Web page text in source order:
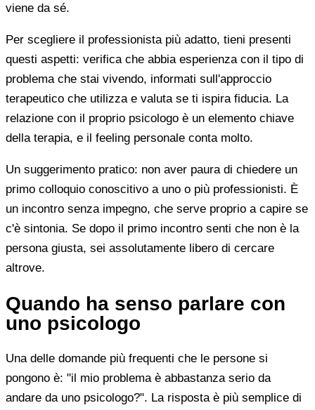
viene da sé.
Per scegliere il professionista più adatto, tieni presenti
questi aspetti: verifica che abbia esperienza con il tipo di
problema che stai vivendo, informati sull'approccio
terapeutico che utilizza e valuta se ti ispira fiducia. La
relazione con il proprio psicologo è un elemento chiave
della terapia, e il feeling personale conta molto.
Un suggerimento pratico: non aver paura di chiedere un
primo colloquio conoscitivo a uno o più professionisti. È
un incontro senza impegno, che serve proprio a capire se
c'è sintonia. Se dopo il primo incontro senti che non è la
persona giusta, sei assolutamente libero di cercare
altrove.
Quando ha senso parlare con
uno psicologo
Una delle domande più frequenti che le persone si
pongono è: "il mio problema è abbastanza serio da
andare da uno psicologo?". La risposta è più semplice di